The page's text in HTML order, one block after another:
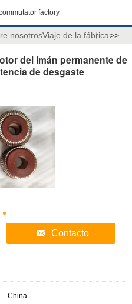
factory
nosotrosViaje de la fábrica>>
del imán permanente de
de desgaste
Contacto
China